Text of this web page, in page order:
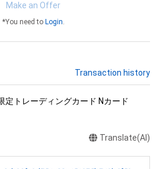
Make an Offer
*You need to Login.
Transaction history
定トレーディングカード Nカード
Translate(AI)